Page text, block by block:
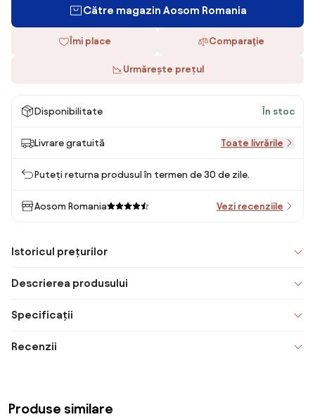
Către magazin Aosom Romania
Îmi place Comparaţie
Urmărește prețul
Disponibilitate În stoc
Livrare gratuită Toate livrările
Puteți returna produsul în termen de 30 de zile.
Aosom Romania Vezi recenziile
Istoricul prețurilor
Descrierea produsului
Specificații
Recenzii
Produse similare